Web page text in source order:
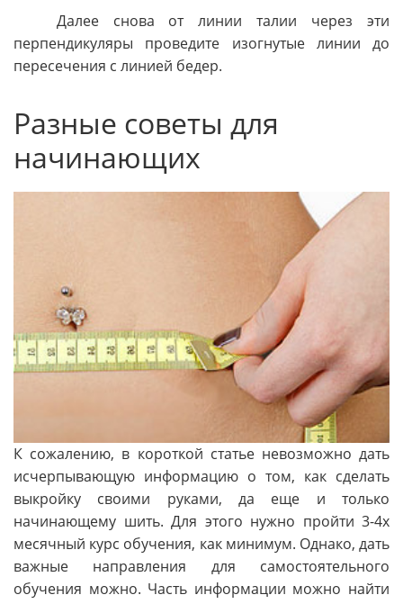
Далее снова от линии талии через эти
перпендикуляры проведите изогнутые линии до
пересечения с линией бедер.
Разные советы для
начинающих
К сожалению, в короткой статье невозможно дать
исчерпывающую информацию о том, как сделать
выкройку своими руками, да еще и только
начинающему шить. Для этого нужно пройти 3-4х
месячный курс обучения, как минимум. Однако, дать
важные направления для самостоятельного
обучения можно. Часть информации можно найти